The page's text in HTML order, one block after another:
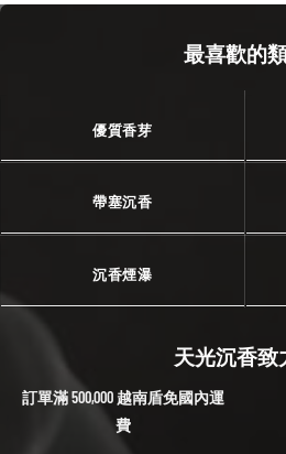
最喜歡的
優質香芽
帶塞沉香
沉香煙瀑
天光沉香致
訂單滿 500,000 越南盾免國內運
費